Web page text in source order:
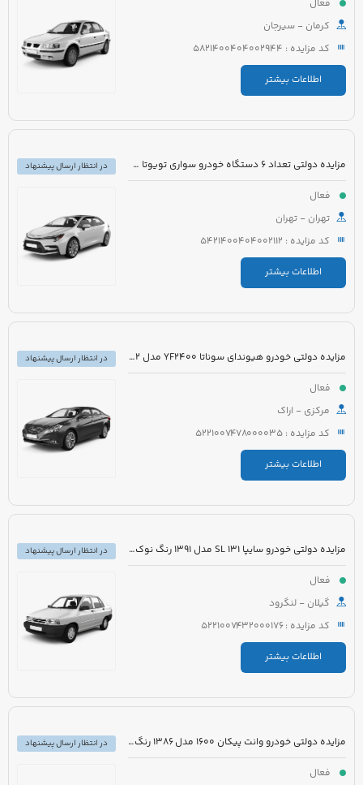
فعال
کرمان - سیرجان
کد مزایده : 5821400404002944
اطلاعات بیشتر
مزایده دولتی تعداد 6 دستگاه خودرو سواری تویوتا کرولا PIONEER هیبرید 1800cc مدل 2023
فعال
تهران - تهران
کد مزایده : 5421400404002112
اطلاعات بیشتر
در انتظار ارسال پیشنهاد
مزایده دولتی خودرو هیوندای سوناتا YF2400 مدل 2012 رنگ سفید متالیک
فعال
مرکزی - اراک
کد مزایده : 5221007478000035
اطلاعات بیشتر
در انتظار ارسال پیشنهاد
مزایده دولتی خودرو سایپا 131 SL مدل 1391 رنگ نوک مدادی متالیک
فعال
گیلان - لنگرود
کد مزایده : 5221007432000176
اطلاعات بیشتر
در انتظار ارسال پیشنهاد
مزایده دولتی خودرو وانت پیکان 1600 مدل 1386 رنگ سفید روغنی
فعال
در انتظار ارسال پیشنهاد